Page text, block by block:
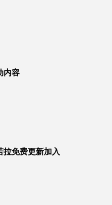
内容
拉免费更新加入